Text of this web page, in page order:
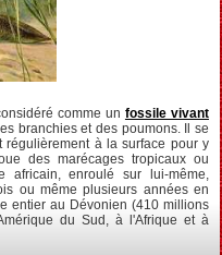
comme un fossile vivant
branchies et des poumons. Il se
régulièrement à la surface pour y
des marécages tropicaux ou
africain, enroulé sur lui-même,
ou même plusieurs années en
entier au Dévonien (410 millions
du Sud, à l'Afrique et à